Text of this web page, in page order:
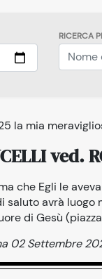
RICERCA
la mia
ved.
che Egli le
saluto avrà
di Gesù
02 Settembre